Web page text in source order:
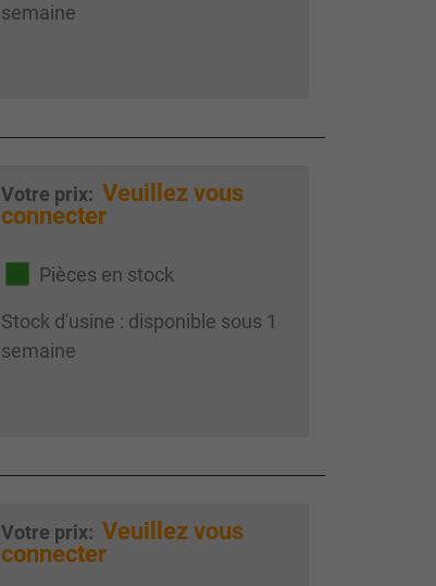
semaine
Votre prix: Veuillez vous
connecter
Pièces en stock
Stock d'usine : disponible sous 1
semaine
Votre prix: Veuillez vous
connecter